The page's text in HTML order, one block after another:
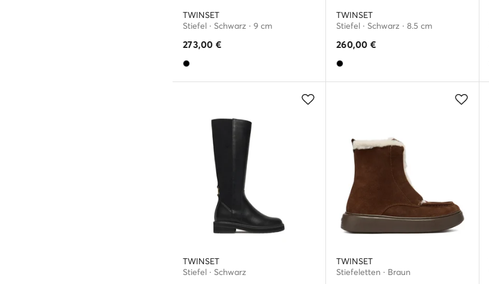
TWINSET
Stiefel · Schwarz · 9 cm
273,00 €
TWINSET
Stiefel · Schwarz · 8.5 cm
260,00 €
TWINSET
Stiefel · Schwarz
TWINSET
Stiefeletten · Braun